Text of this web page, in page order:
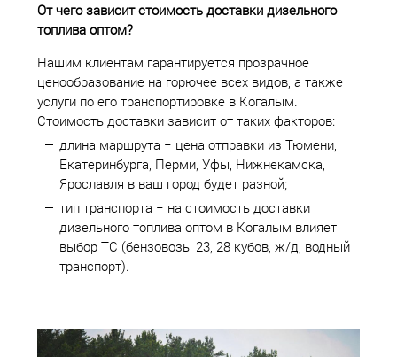
От чего зависит стоимость доставки дизельного
топлива оптом?
Нашим клиентам гарантируется прозрачное
ценообразование на горючее всех видов, а также
услуги по его транспортировке в Когалым.
Стоимость доставки зависит от таких факторов:
длина маршрута − цена отправки из Тюмени,
Екатеринбурга, Перми, Уфы, Нижнекамска,
Ярославля в ваш город будет разной;
тип транспорта − на стоимость доставки
дизельного топлива оптом в Когалым влияет
выбор ТС (бензовозы 23, 28 кубов, ж/д, водный
транспорт).